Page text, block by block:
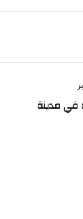
في مدينة